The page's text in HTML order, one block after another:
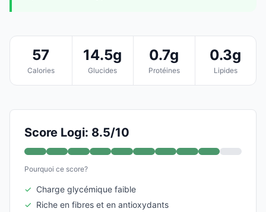
57
Calories
14.5g
Glucides
0.7g
Protéines
0.3g
Lipides
Score Logi: 8.5/10
Pourquoi ce score?
✓ Charge glycémique faible
✓ Riche en fibres et en antioxydants